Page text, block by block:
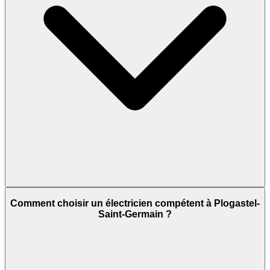
Comment choisir un électricien compétent à Plogastel-
Saint-Germain ?